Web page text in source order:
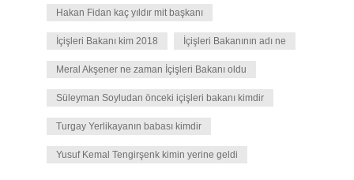
Hakan Fidan kaç yıldır mit başkanı
İçişleri Bakanı kim 2018 İçişleri Bakanının adı ne
Meral Akşener ne zaman İçişleri Bakanı oldu
Süleyman Soyludan önceki içişleri bakanı kimdir
Turgay Yerlikayanın babası kimdir
Yusuf Kemal Tengirşenk kimin yerine geldi